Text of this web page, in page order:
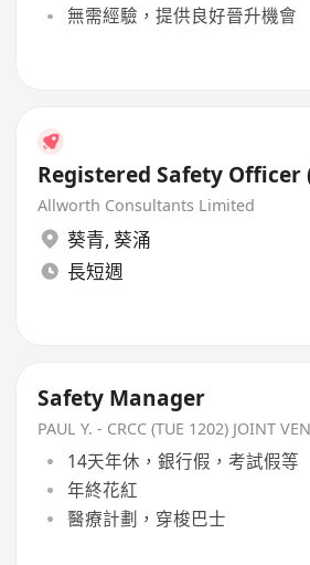
無需經驗，提供良好晉升機會
Registered Safety Officer
Allworth Consultants Limited
葵青, 葵涌
長短週
Safety Manager
PAUL Y. - CRCC (TUE 1202) JOINT
14天年休，銀行假，考試假等
年終花紅
醫療計劃，穿梭巴士